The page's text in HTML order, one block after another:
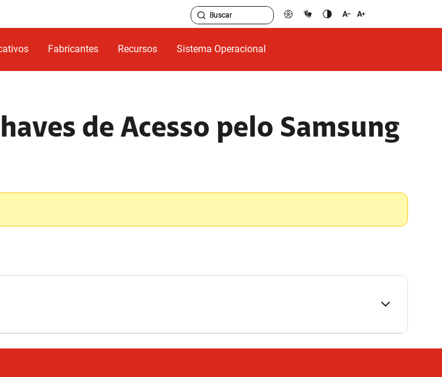
Fabricantes Recursos Sistema Operacional
de Acesso pelo Samsung